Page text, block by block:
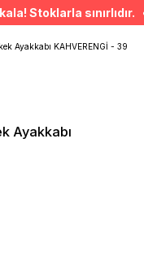
Ayakkabı KAHVERENGİ - 39
Ayakkabı